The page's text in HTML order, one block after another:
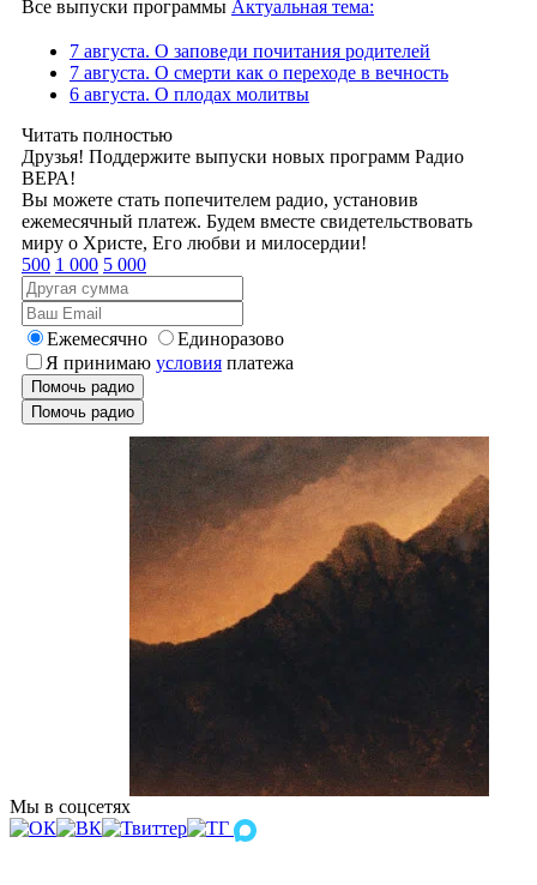
Все выпуски программы Актуальная тема:
7 августа. О заповеди почитания родителей
7 августа. О смерти как о переходе в вечность
6 августа. О плодах молитвы
Читать полностью
Друзья! Поддержите выпуски новых программ Радио
ВЕРА!
Вы можете стать попечителем радио, установив
ежемесячный платеж. Будем вместе свидетельствовать
миру о Христе, Его любви и милосердии!
500 1 000 5 000
Ежемесячно
Единоразово
Я принимаю условия платежа
Помочь радио
Помочь радио
Мы в соцсетях